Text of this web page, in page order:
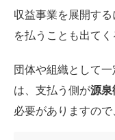
収益事業を展開する
を払うことも出てく
団体や組織として
は、支払う側が源泉
必要がありますので